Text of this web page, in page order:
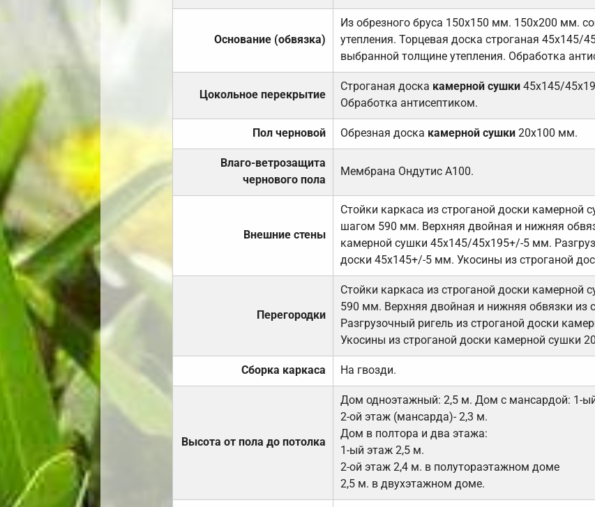
Основание (обвязка)
Из обрезного бруса 150х150 мм. 150х200 мм.
утепления. Торцевая доска строганая 45х145/
выбранной толщине утепления. Обработка
Цокольное перекрытие
Строганая доска камерной сушки 45х145/
Обработка антисептиком.
Пол черновой Обрезная доска камерной сушки20х100 мм.
Влаго-ветрозащита
чернового пола
Мембрана Ондутис А100.
Внешние стены
Стойки каркаса из строганой доски камерной
шагом 590 мм. Верхняя двойная и нижняя
камерной сушки 45х145/45х195+/-5 мм.
доски 45х145+/-5 мм. Укосины из строганой
Перегородки
Стойки каркаса из строганой доски камерной
590 мм. Верхняя двойная и нижняя обвязки из
Разгрузочный ригель из строганой доски
Укосины из строганой доски камерной сушки
Сборка каркаса На гвозди.
Высота от пола до потолка
Дом одноэтажный: 2,5 м. Дом с мансардой: 1-
2-ой этаж (мансарда)- 2,3 м.
Дом в полтора и два этажа:
1-ый этаж 2,5 м.
2-ой этаж 2,4 м. в полутораэтажном доме
2,5 м. в двухэтажном доме.